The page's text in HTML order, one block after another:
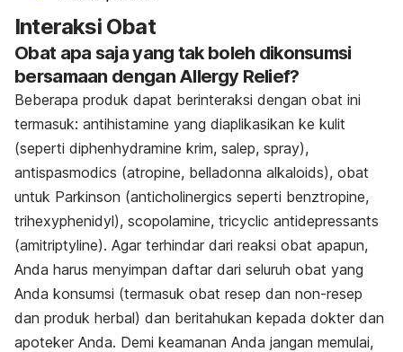
Interaksi Obat
Obat apa saja yang tak boleh dikonsumsi
bersamaan dengan Allergy Relief?
Beberapa produk dapat berinteraksi dengan obat ini
termasuk: antihistamine yang diaplikasikan ke kulit
(seperti diphenhydramine krim, salep, spray),
antispasmodics (atropine, belladonna alkaloids), obat
untuk Parkinson (anticholinergics seperti benztropine,
trihexyphenidyl), scopolamine, tricyclic antidepressants
(amitriptyline). Agar terhindar dari reaksi obat apapun,
Anda harus menyimpan daftar dari seluruh obat yang
Anda konsumsi (termasuk obat resep dan non-resep
dan produk herbal) dan beritahukan kepada dokter dan
apoteker Anda. Demi keamanan Anda jangan memulai,